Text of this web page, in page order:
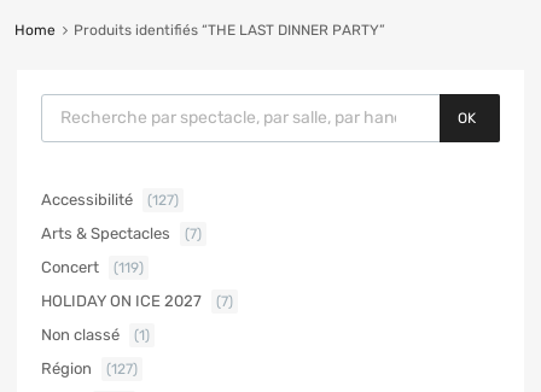
Home Produits identifiés “THE LAST DINNER PARTY”
OK
Accessibilité (127)
Arts & Spectacles (7)
Concert (119)
HOLIDAY ON ICE 2027 (7)
Non classé (1)
Région (127)